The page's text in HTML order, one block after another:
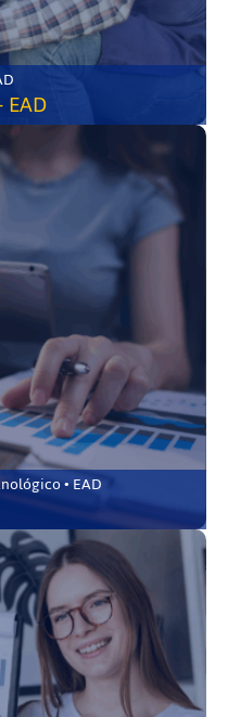
• EAD
• EAD